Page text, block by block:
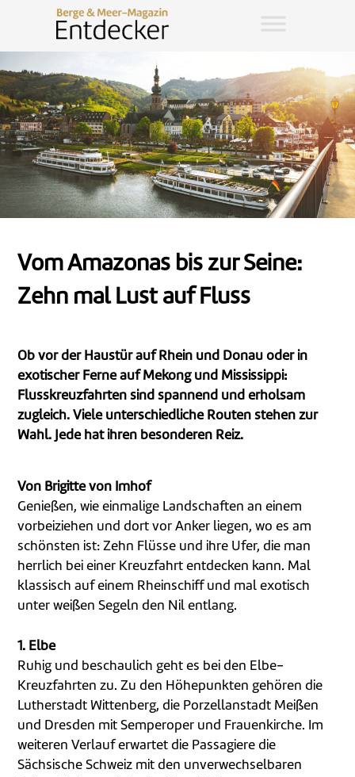
Vom Amazonas bis zur Seine:
Zehn mal Lust auf Fluss
Ob vor der Haustür auf Rhein und Donau oder in
exotischer Ferne auf Mekong und Mississippi:
Flusskreuzfahrten sind spannend und erholsam
zugleich. Viele unterschiedliche Routen stehen zur
Wahl. Jede hat ihren besonderen Reiz.
Von Brigitte von Imhof
Genießen, wie einmalige Landschaften an einem
vorbeiziehen und dort vor Anker liegen, wo es am
schönsten ist: Zehn Flüsse und ihre Ufer, die man
herrlich bei einer Kreuzfahrt entdecken kann. Mal
klassisch auf einem Rheinschiff und mal exotisch
unter weißen Segeln den Nil entlang.
1. Elbe
Ruhig und beschaulich geht es bei den Elbe-
Kreuzfahrten zu. Zu den Höhepunkten gehören die
Lutherstadt Wittenberg, die Porzellanstadt Meißen
und Dresden mit Semperoper und Frauenkirche. Im
weiteren Verlauf erwartet die Passagiere die
Sächsische Schweiz mit den unverwechselbaren